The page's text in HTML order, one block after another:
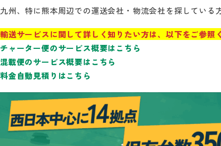
九州、特に熊本周辺での運送会社・物流会社を探してい
輸送サービスに関して詳しく知りたい方は、以下をご参照
チャーター便のサービス概要はこちら
混載便のサービス概要はこちら
料金自動見積りはこちら